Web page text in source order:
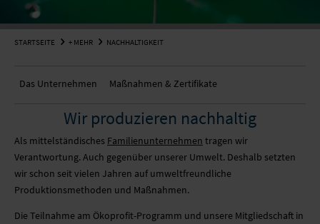
STOFFDRUCK
AKUSTIKBILDER
LAMPEN
LOGISTIK
VERSENDEN
MONTAGE
JETZT ANFRAGEN
NEWS
NEWS
SUPPORT CENTER
NACHHALTIGKEIT
PARTNER
EN
STARTSEITE + MEHR NACHHALTIGKEIT
Das Unternehmen Maßnahmen & Zertifikate
Wir produzieren nachhaltig
Als mittelständisches Familienunternehmen tragen wir
Verantwortung. Auch gegenüber unserer Umwelt. Deshalb setzten
wir schon seit vielen Jahren auf umweltfreundliche
Produktionsmethoden und Maßnahmen.
Die Teilnahme am Ökoprofit-Programm und unsere Mitgliedschaft in